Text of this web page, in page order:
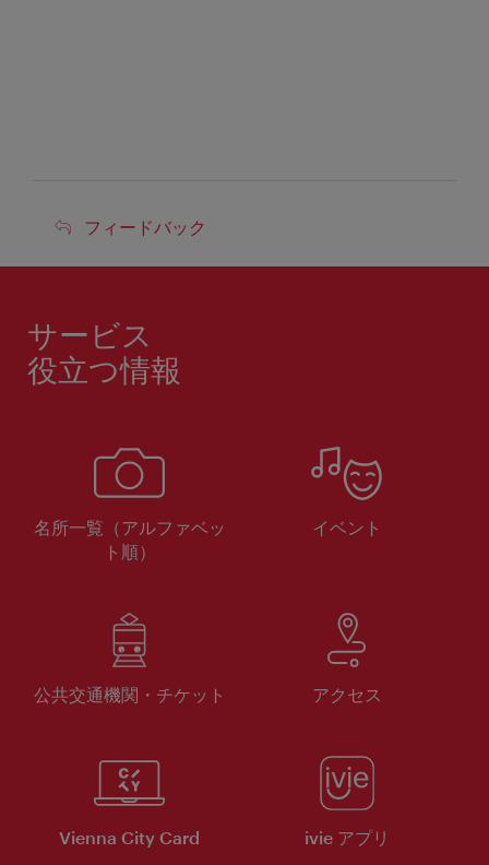
フ
ド
バ
ッ
フィードバック
サービス
役立つ情報
名所一覧（アルファベッ
ト順）
イベント
公共交通機関・チケット アクセス
Vienna City Card ivie アプリ